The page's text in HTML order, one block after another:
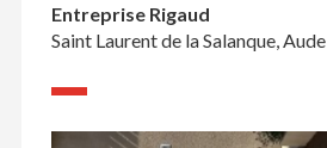
Entreprise Rigaud
Saint Laurent de la Salanque, Aude